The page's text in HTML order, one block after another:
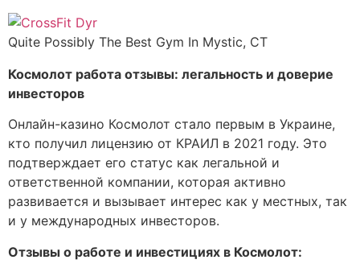
Quite Possibly The Best Gym In Mystic, CT
Космолот работа отзывы: легальность и доверие
инвесторов
Онлайн-казино Космолот стало первым в Украине,
кто получил лицензию от КРАИЛ в 2021 году. Это
подтверждает его статус как легальной и
ответственной компании, которая активно
развивается и вызывает интерес как у местных, так
и у международных инвесторов.
Отзывы о работе и инвестициях в Космолот: